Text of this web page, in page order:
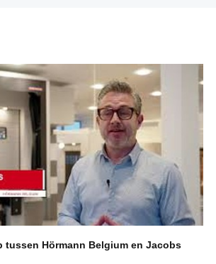
tussen Hörmann Belgium en Jacobs